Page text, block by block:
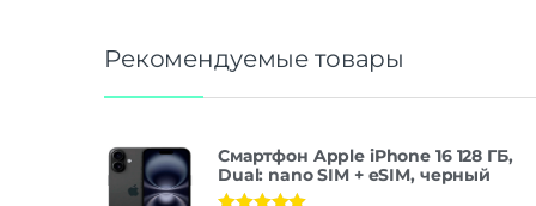
Рекомендуемые товары
Смартфон Apple iPhone 16 128 ГБ,
Dual: nano SIM + eSIM, черный